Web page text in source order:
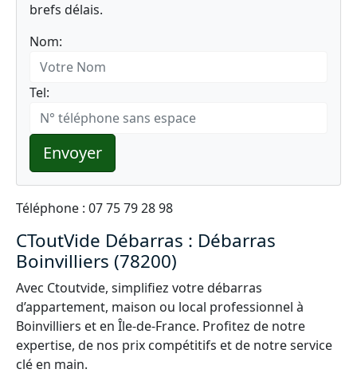
brefs délais.
Nom:
Tel:
Envoyer
Téléphone : 07 75 79 28 98
CToutVide Débarras : Débarras
Boinvilliers (78200)
Avec Ctoutvide, simplifiez votre débarras
d’appartement, maison ou local professionnel à
Boinvilliers et en Île-de-France. Profitez de notre
expertise, de nos prix compétitifs et de notre service
clé en main.